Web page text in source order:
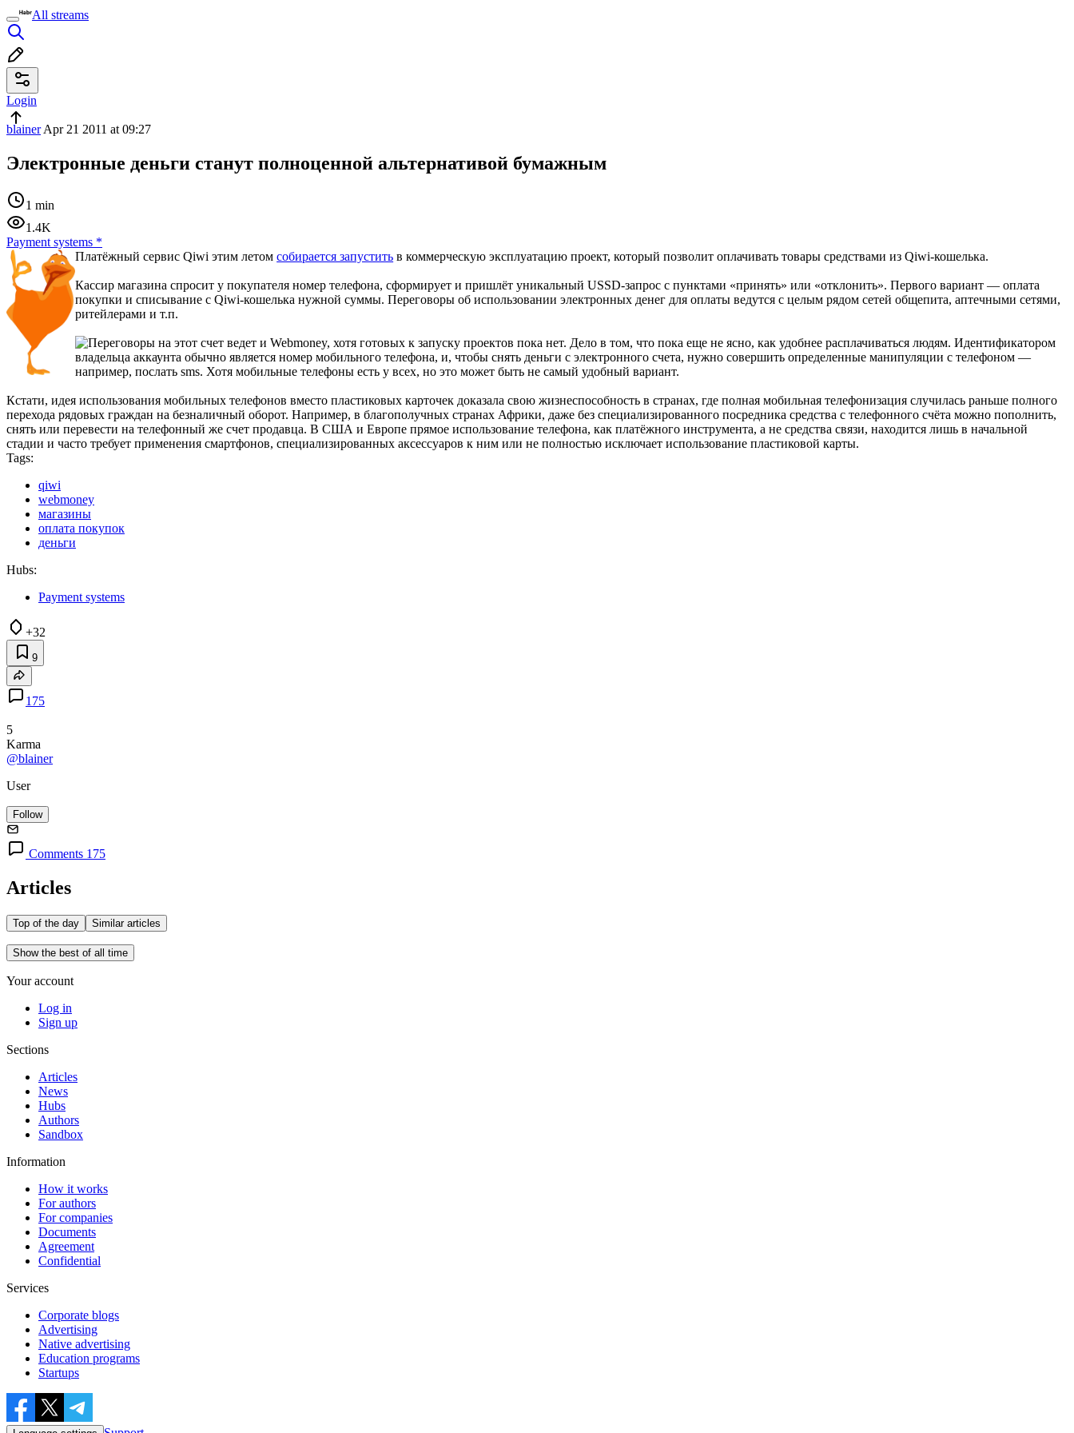
All streams
Login
blainerApr 21 2011 at 09:27
Электронные деньги станут полноценной альтернативой бумажным
1 min
1.4K
Payment systems *
Платёжный сервис Qiwi этим летомсобирается запустить в коммерческую эксплуатацию проект, который позволит оплачивать товары средствами из Qiwi-кошелька.
Кассир магазина спросит у покупателя номер телефона, сформирует и пришлёт уникальный USSD-запрос с пунктами «принять» или «отклонить». Первого вариант — оплата
покупки и списывание с Qiwi-кошелька нужной суммы. Переговоры об использовании электронных денег для оплаты ведутся с целым рядом сетей общепита, аптечными сетями,
ритейлерами и т.п.
Переговоры на этот счет ведет и Webmoney, хотя готовых к запуску проектов пока нет. Дело в том, что пока еще не ясно, как удобнее расплачиваться людям.Идентификатором
владельца аккаунта обычно является номер мобильного телефона, и, чтобы снять деньги с электронного счета, нужно совершить определенные манипуляции с телефоном —
например, послать sms. Хотя мобильные телефоны есть у всех, но это может быть не самый удобный вариант.
Кстати, идея использования мобильных телефонов вместо пластиковых карточек доказала свою жизнеспособность в странах, где полная мобильная телефонизация случилась раньше полного
перехода рядовых граждан на безналичный оборот. Например, в благополучных странах Африки, даже без специализированного посредника средства с телефонного счёта можно пополнить,
снять или перевести на телефонный же счет продавца. В США и Европе прямое использование телефона, как платёжного инструмента, а не средства связи, находится лишь в начальной
стадии и часто требует применения смартфонов, специализированных аксессуаров к ним или не полностью исключает использование пластиковой карты.
Tags:
qiwi
webmoney
магазины
оплата покупок
деньги
Hubs:
Payment systems
+32
9
175
5
Karma
@blainer
User
Follow
Comments 175
Articles
Top of the day Similar articles
Show the best of all time
Your account
Log in
Sign up
Sections
Articles
News
Hubs
Authors
Sandbox
Information
How it works
For authors
For companies
Documents
Agreement
Confidential
Services
Corporate blogs
Advertising
Native advertising
Education programs
Startups